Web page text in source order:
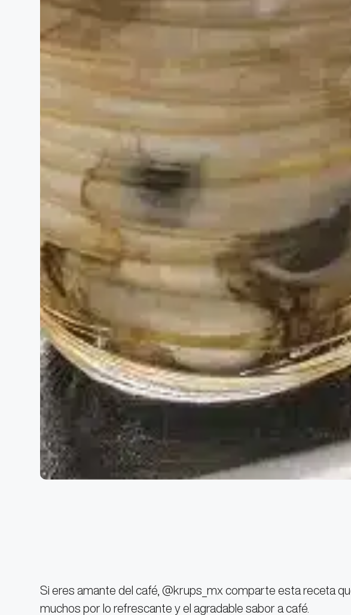
Si eres amante del café, @krups_mx comparte esta receta
muchos por lo refrescante y el agradable sabor a café.